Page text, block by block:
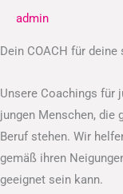
admin
Dein COACH für
Unsere Coachings für
jungen Menschen, die
Beruf stehen. Wir
gemäß ihren
geeignet sein kann.
Leute